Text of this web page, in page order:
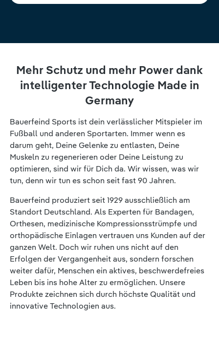
Mehr Schutz und mehr Power dank
intelligenter Technologie Made in
Germany
Bauerfeind Sports ist dein verlässlicher Mitspieler im
Fußball und anderen Sportarten. Immer wenn es
darum geht, Deine Gelenke zu entlasten, Deine
Muskeln zu regenerieren oder Deine Leistung zu
optimieren, sind wir für Dich da. Wir wissen, was wir
tun, denn wir tun es schon seit fast 90 Jahren.
Bauerfeind produziert seit 1929 ausschließlich am
Standort Deutschland. Als Experten für Bandagen,
Orthesen, medizinische Kompressionsstrümpfe und
orthopädische Einlagen vertrauen uns Kunden auf der
ganzen Welt. Doch wir ruhen uns nicht auf den
Erfolgen der Vergangenheit aus, sondern forschen
weiter dafür, Menschen ein aktives, beschwerdefreies
Leben bis ins hohe Alter zu ermöglichen. Unsere
Produkte zeichnen sich durch höchste Qualität und
innovative Technologien aus.